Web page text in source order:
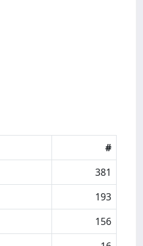
#
381
193
156